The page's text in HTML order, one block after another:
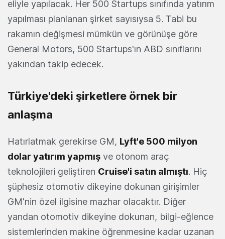
eliyle yapılacak. Her 500 Startups sınıfında yatırım
yapılması planlanan şirket sayısıysa 5. Tabi bu
rakamın değişmesi mümkün ve görünüşe göre
General Motors, 500 Startups'ın ABD sınıflarını
yakından takip edecek.
Türkiye'deki şirketlere örnek bir
anlaşma
Hatırlatmak gerekirse GM, Lyft'e 500 milyon
dolar yatırım yapmış ve otonom araç
teknolojileri geliştiren Cruise'i satın almıştı. Hiç
şüphesiz otomotiv dikeyine dokunan girişimler
GM'nin özel ilgisine mazhar olacaktır. Diğer
yandan otomotiv dikeyine dokunan, bilgi-eğlence
sistemlerinden makine öğrenmesine kadar uzanan